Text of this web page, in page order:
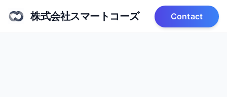
株式会社スマートコーズ Contact